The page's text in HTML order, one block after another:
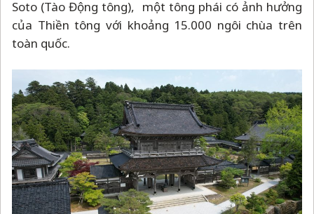
Soto (Tào Động tông), một tông phái có ảnh hưởng
của Thiền tông với khoảng 15.000 ngôi chùa trên
toàn quốc.